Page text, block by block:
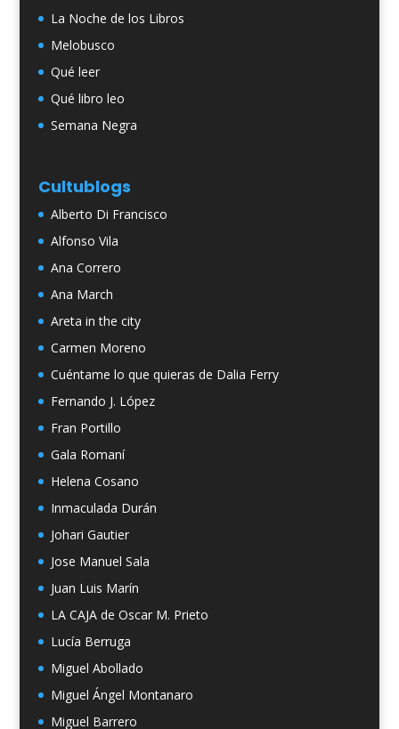
La Noche de los Libros
Melobusco
Qué leer
Qué libro leo
Semana Negra
Cultublogs
Alberto Di Francisco
Alfonso Vila
Ana Correro
Ana March
Areta in the city
Carmen Moreno
Cuéntame lo que quieras de Dalia Ferry
Fernando J. López
Fran Portillo
Gala Romaní
Helena Cosano
Inmaculada Durán
Johari Gautier
Jose Manuel Sala
Juan Luis Marín
LA CAJA de Oscar M. Prieto
Lucía Berruga
Miguel Abollado
Miguel Ángel Montanaro
Miguel Barrero